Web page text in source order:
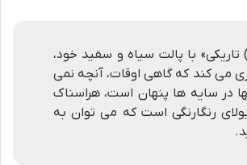
با پالت سیاه و سفید خود،
می کند که گاهی اوقات، آنچه نمی
در سایه ها پنهان است، هراسناک
رنگارنگی است که می توان به